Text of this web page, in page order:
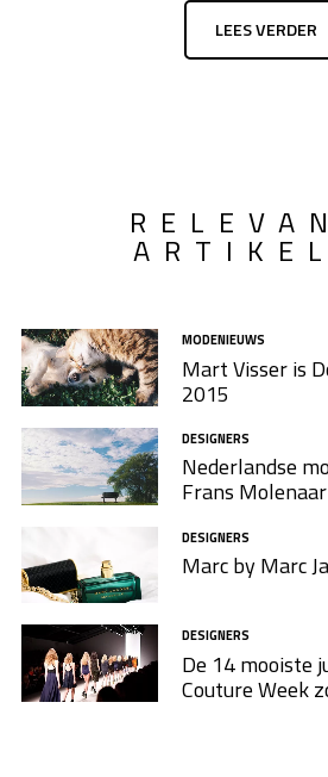
LEES VERDER
MODENIEUWS
Mart Visser is
2015
DESIGNERS
Nederlandse
Frans
DESIGNERS
Marc by Marc
DESIGNERS
De 14 mooiste
Couture Week